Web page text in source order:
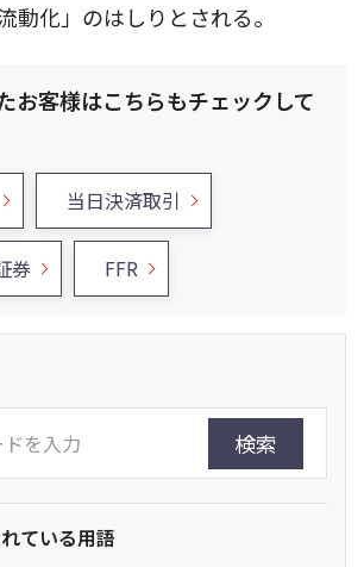
動化」のはしりとされる。
お客様はこちらもチェックして
当日決済取引
券 FFR
検索
ている用語